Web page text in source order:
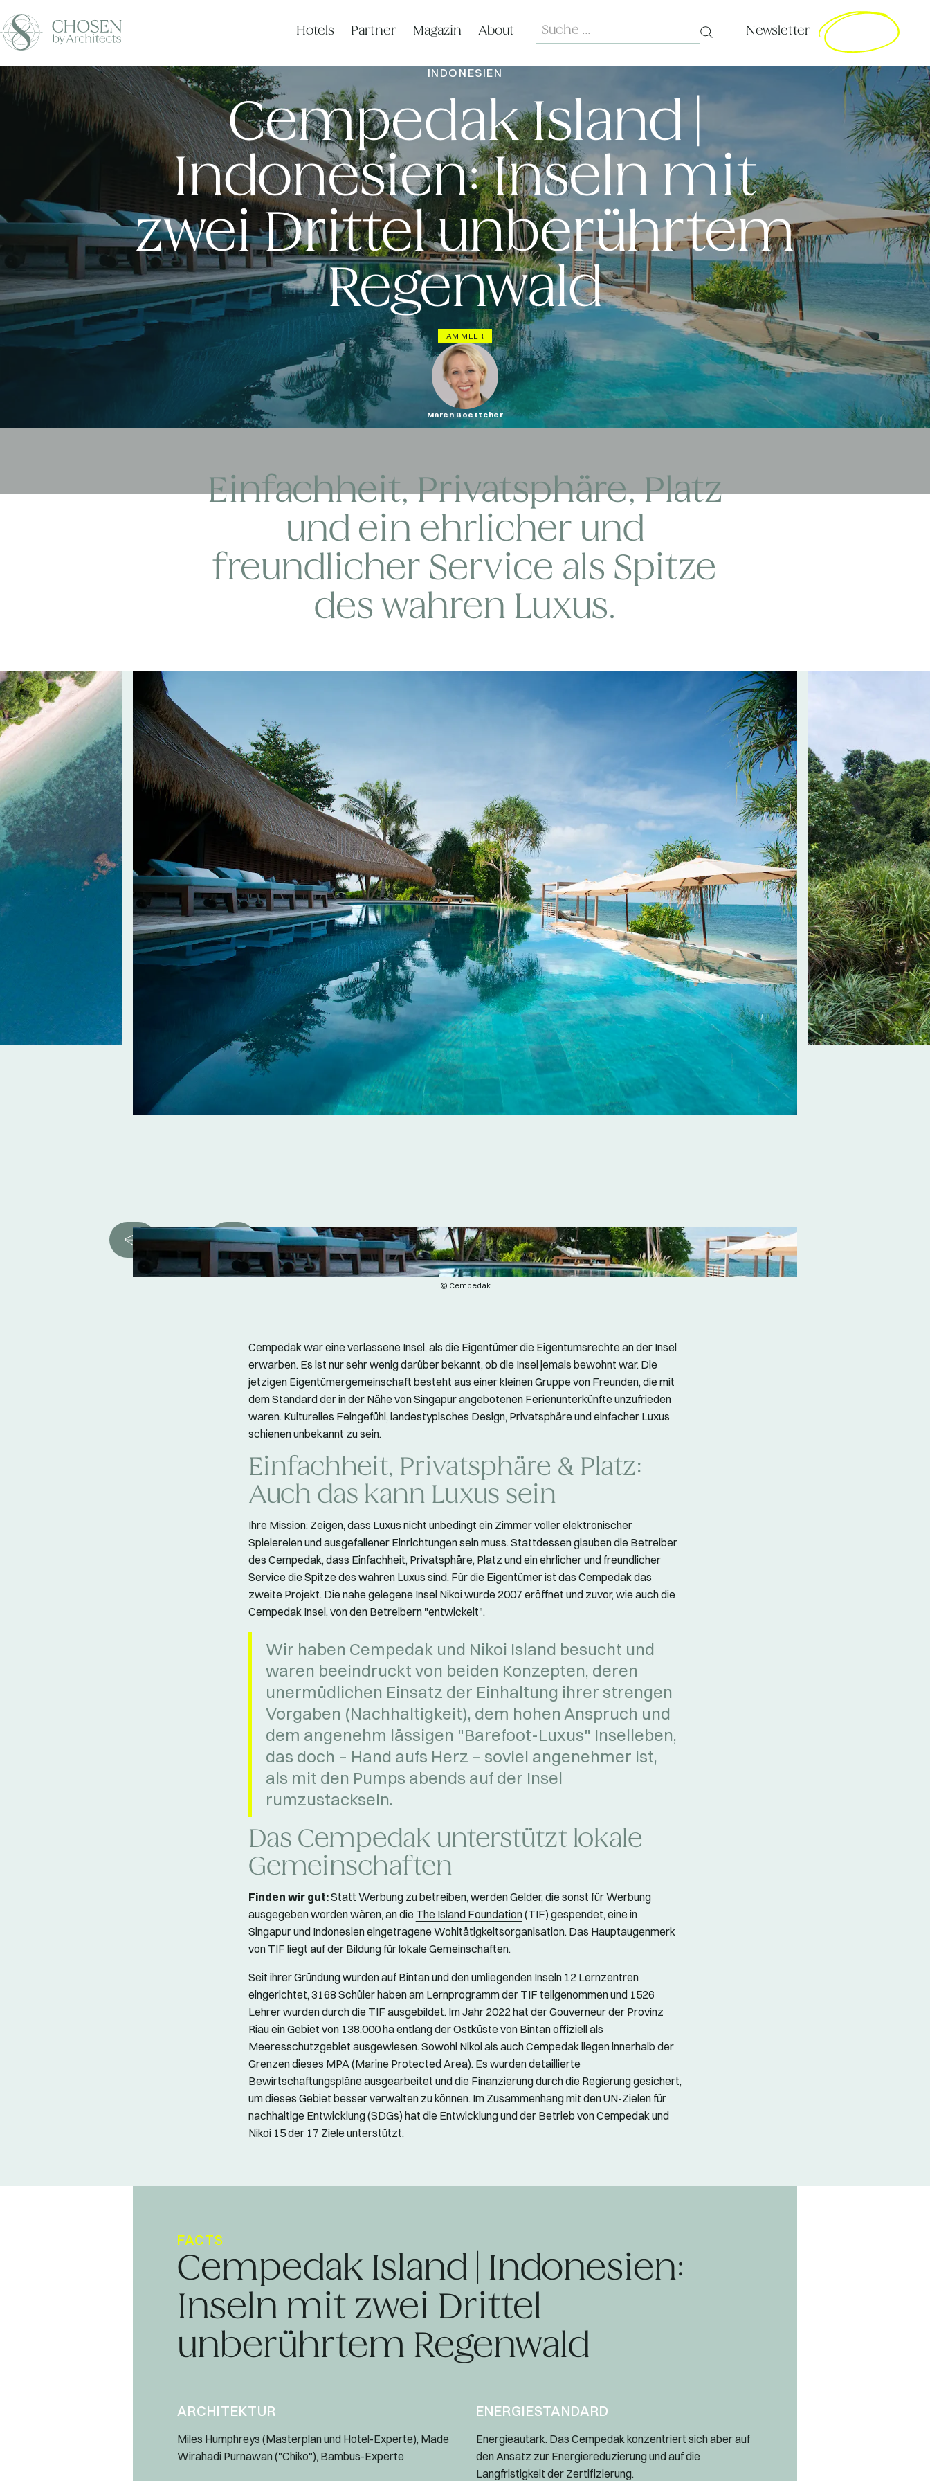
Hotels Partner Magazin About
Search
Search
Newsletter
INDONESIEN
Cempedak Island |
Indonesien: Inseln mit
zwei Drittel unberührtem
Regenwald
AM MEER
Maren Boettcher
Einfachheit, Privatsphäre, Platz
und ein ehrlicher und
freundlicher Service als Spitze
des wahren Luxus.
© Cempedak
Cempedak war eine verlassene Insel, als die Eigentümer die Eigentumsrechte an der Insel
erwarben. Es ist nur sehr wenig darüber bekannt, ob die Insel jemals bewohnt war. Die
jetzigen Eigentümergemeinschaft besteht aus einer kleinen Gruppe von Freunden, die mit
dem Standard der in der Nähe von Singapur angebotenen Ferienunterkünfte unzufrieden
waren. Kulturelles Feingefühl, landestypisches Design, Privatsphäre und einfacher Luxus
schienen unbekannt zu sein.
Einfachheit, Privatsphäre & Platz:
Auch das kann Luxus sein
Ihre Mission: Zeigen, dass Luxus nicht unbedingt ein Zimmer voller elektronischer
Spielereien und ausgefallener Einrichtungen sein muss. Stattdessen glauben die Betreiber
des Cempedak, dass Einfachheit, Privatsphäre, Platz und ein ehrlicher und freundlicher
Service die Spitze des wahren Luxus sind. Für die Eigentümer ist das Cempedak das
zweite Projekt. Die nahe gelegene Insel Nikoi wurde 2007 eröffnet und zuvor, wie auch die
Cempedak Insel, von den Betreibern "entwickelt".
Wir haben Cempedak und Nikoi Island besucht und
waren beeindruckt von beiden Konzepten, deren
unermüdlichen Einsatz der Einhaltung ihrer strengen
Vorgaben (Nachhaltigkeit), dem hohen Anspruch und
dem angenehm lässigen "Barefoot-Luxus" Inselleben,
das doch – Hand aufs Herz – soviel angenehmer ist,
als mit den Pumps abends auf der Insel
rumzustackseln.
Das Cempedak unterstützt lokale
Gemeinschaften
Finden wir gut:Statt Werbung zu betreiben, werden Gelder, die sonst für Werbung
ausgegeben worden wären, an die The Island Foundation(TIF) gespendet, eine in
Singapur und Indonesien eingetragene Wohltätigkeitsorganisation. Das Hauptaugenmerk
von TIF liegt auf der Bildung für lokale Gemeinschaften.
Seit ihrer Gründung wurden auf Bintan und den umliegenden Inseln 12 Lernzentren
eingerichtet, 3168 Schüler haben am Lernprogramm der TIF teilgenommen und 1526
Lehrer wurden durch die TIF ausgebildet. Im Jahr 2022 hat der Gouverneur der Provinz
Riau ein Gebiet von 138.000 ha entlang der Ostküste von Bintan offiziell als
Meeresschutzgebiet ausgewiesen. Sowohl Nikoi als auch Cempedak liegen innerhalb der
Grenzen dieses MPA (Marine Protected Area). Es wurden detaillierte
Bewirtschaftungspläne ausgearbeitet und die Finanzierung durch die Regierung gesichert,
um dieses Gebiet besser verwalten zu können. Im Zusammenhang mit den UN-Zielen für
nachhaltige Entwicklung (SDGs) hat die Entwicklung und der Betrieb von Cempedak und
Nikoi 15 der 17 Ziele unterstützt.
FACTS
Cempedak Island | Indonesien:
Inseln mit zwei Drittel
unberührtem Regenwald
ARCHITEKTUR
Miles Humphreys (Masterplan und Hotel-Experte), Made
Wirahadi Purnawan ("Chiko"), Bambus-Experte
ENERGIESTANDARD
Energieautark. Das Cempedak konzentriert sich aber auf
den Ansatz zur Energiereduzierung und auf die
Langfristigkeit der Zertifizierung.